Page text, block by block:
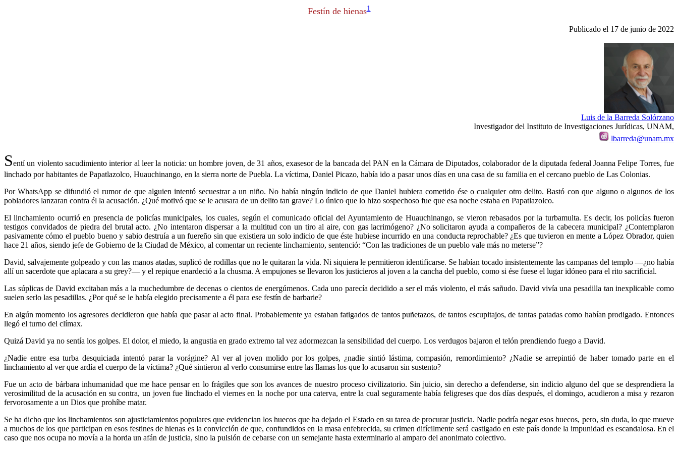
Festín de hienas1
Publicado el 17 de junio de 2022
Luis de la Barreda Solórzano
Investigador del Instituto de Investigaciones Jurídicas, UNAM,
lbarreda@unam.mx
Sentí un violento sacudimiento interior al leer la noticia: un hombre joven, de 31 años, exasesor de la bancada del PAN en la Cámara de Diputados, colaborador de la diputada federal Joanna Felipe Torres, fue
linchado por habitantes de Papatlazolco, Huauchinango, en la sierra norte de Puebla. La víctima, Daniel Picazo, había ido a pasar unos días en una casa de su familia en el cercano pueblo de Las Colonias.
Por WhatsApp se difundió el rumor de que alguien intentó secuestrar a un niño. No había ningún indicio de que Daniel hubiera cometido ése o cualquier otro delito. Bastó con que alguno o algunos de los
pobladores lanzaran contra él la acusación. ¿Qué motivó que se le acusara de un delito tan grave? Lo único que lo hizo sospechoso fue que esa noche estaba en Papatlazolco.
El linchamiento ocurrió en presencia de policías municipales, los cuales, según el comunicado oficial del Ayuntamiento de Huauchinango, se vieron rebasados por la turbamulta. Es decir, los policías fueron
testigos convidados de piedra del brutal acto. ¿No intentaron dispersar a la multitud con un tiro al aire, con gas lacrimógeno? ¿No solicitaron ayuda a compañeros de la cabecera municipal? ¿Contemplaron
pasivamente cómo el pueblo bueno y sabio destruía a un fuereño sin que existiera un solo indicio de que éste hubiese incurrido en una conducta reprochable? ¿Es que tuvieron en mente a López Obrador, quien
hace 21 años, siendo jefe de Gobierno de la Ciudad de México, al comentar un reciente linchamiento, sentenció: “Con las tradiciones de un pueblo vale más no meterse”?
David, salvajemente golpeado y con las manos atadas, suplicó de rodillas que no le quitaran la vida. Ni siquiera le permitieron identificarse. Se habían tocado insistentemente las campanas del templo —¿no había
allí un sacerdote que aplacara a su grey?— y el repique enardeció a la chusma. A empujones se llevaron los justicieros al joven a la cancha del pueblo, como si ése fuese el lugar idóneo para el rito sacrificial.
Las súplicas de David excitaban más a la muchedumbre de decenas o cientos de energúmenos. Cada uno parecía decidido a ser el más violento, el más sañudo. David vivía una pesadilla tan inexplicable como
suelen serlo las pesadillas. ¿Por qué se le había elegido precisamente a él para ese festín de barbarie?
En algún momento los agresores decidieron que había que pasar al acto final. Probablemente ya estaban fatigados de tantos puñetazos, de tantos escupitajos, de tantas patadas como habían prodigado. Entonces
llegó el turno del clímax.
Quizá David ya no sentía los golpes. El dolor, el miedo, la angustia en grado extremo tal vez adormezcan la sensibilidad del cuerpo. Los verdugos bajaron el telón prendiendo fuego a David.
¿Nadie entre esa turba desquiciada intentó parar la vorágine? Al ver al joven molido por los golpes, ¿nadie sintió lástima, compasión, remordimiento? ¿Nadie se arrepintió de haber tomado parte en el
linchamiento al ver que ardía el cuerpo de la víctima? ¿Qué sintieron al verlo consumirse entre las llamas los que lo acusaron sin sustento?
Fue un acto de bárbara inhumanidad que me hace pensar en lo frágiles que son los avances de nuestro proceso civilizatorio. Sin juicio, sin derecho a defenderse, sin indicio alguno del que se desprendiera la
verosimilitud de la acusación en su contra, un joven fue linchado el viernes en la noche por una caterva, entre la cual seguramente había feligreses que dos días después, el domingo, acudieron a misa y rezaron
fervorosamente a un Dios que prohíbe matar.
Se ha dicho que los linchamientos son ajusticiamientos populares que evidencian los huecos que ha dejado el Estado en su tarea de procurar justicia. Nadie podría negar esos huecos, pero, sin duda, lo que mueve
a muchos de los que participan en esos festines de hienas es la convicción de que, confundidos en la masa enfebrecida, su crimen difícilmente será castigado en este país donde la impunidad es escandalosa. En el
caso que nos ocupa no movía a la horda un afán de justicia, sino la pulsión de cebarse con un semejante hasta exterminarlo al amparo del anonimato colectivo.